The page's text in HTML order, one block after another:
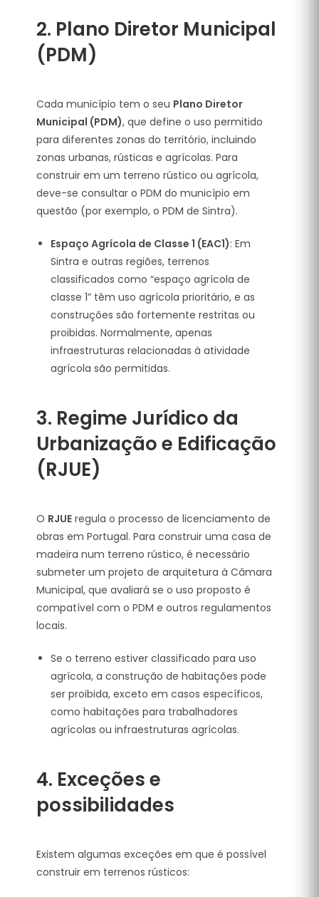
2. Plano Diretor Municipal
(PDM)
Cada município tem o seu Plano Diretor
Municipal (PDM), que define o uso permitido
para diferentes zonas do território, incluindo
zonas urbanas, rústicas e agrícolas. Para
construir em um terreno rústico ou agrícola,
deve-se consultar o PDM do município em
questão (por exemplo, o PDM de Sintra).
Espaço Agrícola de Classe 1 (EAC1): Em
Sintra e outras regiões, terrenos
classificados como “espaço agrícola de
classe 1” têm uso agrícola prioritário, e as
construções são fortemente restritas ou
proibidas. Normalmente, apenas
infraestruturas relacionadas à atividade
agrícola são permitidas.
3. Regime Jurídico da
Urbanização e Edificação
(RJUE)
O RJUE regula o processo de licenciamento de
obras em Portugal. Para construir uma casa de
madeira num terreno rústico, é necessário
submeter um projeto de arquitetura à Câmara
Municipal, que avaliará se o uso proposto é
compatível com o PDM e outros regulamentos
locais.
Se o terreno estiver classificado para uso
agrícola, a construção de habitações pode
ser proibida, exceto em casos específicos,
como habitações para trabalhadores
agrícolas ou infraestruturas agrícolas.
4. Exceções e
possibilidades
Existem algumas exceções em que é possível
construir em terrenos rústicos: